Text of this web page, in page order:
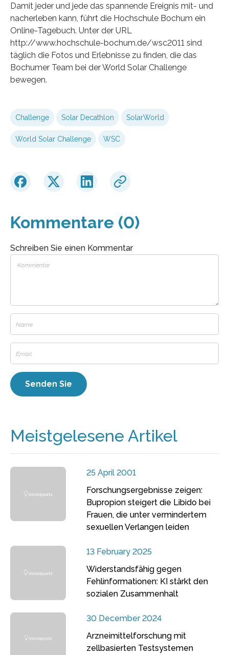
Damit jeder und jede das spannende Ereignis mit- und
nacherleben kann, führt die Hochschule Bochum ein
Online-Tagebuch. Unter der URL
http://www.hochschule-bochum.de/wsc2011 sind
täglich die Fotos und Erlebnisse zu finden, die das
Bochumer Team bei der World Solar Challenge
bewegen.
Challenge Solar Decathlon SolarWorld
World Solar Challenge WSC
Kommentare (0)
Schreiben Sie einen Kommentar
Meistgelesene Artikel
25 April 2001
Forschungsergebnisse zeigen:
Bupropion steigert die Libido bei
Frauen, die unter vermindertem
sexuellen Verlangen leiden
13 February 2025
Widerstandsfähig gegen
Fehlinformationen: KI stärkt den
sozialen Zusammenhalt
30 December 2024
Arzneimittelforschung mit
zellbasierten Testsystemen